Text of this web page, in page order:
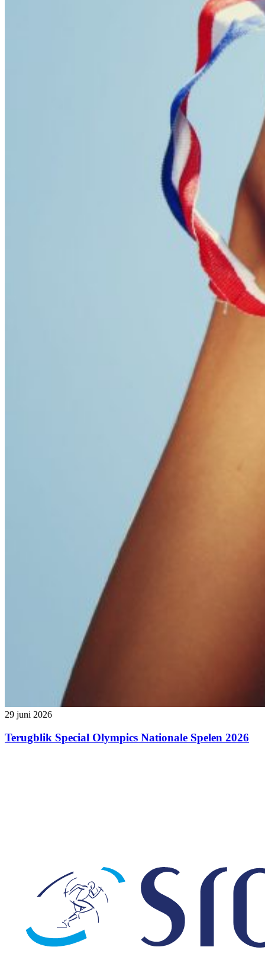
29 juni 2026
Terugblik Special Olympics Nationale Spelen 2026